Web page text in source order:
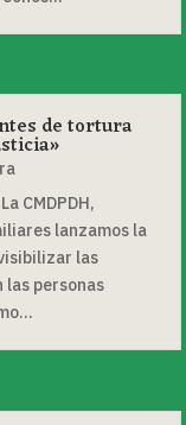
de tortura
CMDPDH,
lanzamos la
las
las personas